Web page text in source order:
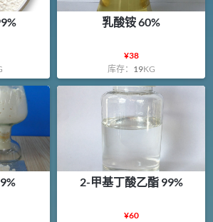
乳酸铵 60%
¥38
库存： 19KG
2-甲基丁酸乙酯 99%
¥60